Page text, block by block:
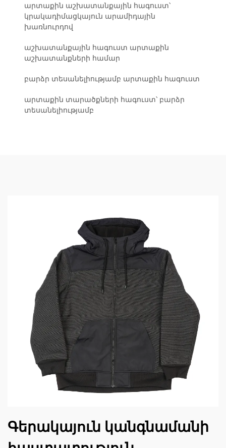
արտաքին աշխատանքային հագուստ՝
կրակադիմացկայուն արամիդային
խառնուրդով
աշխատանքային հագուստ արտաքին
աշխատանքների համար
բարձր տեսանելիությամբ արտաքին հագուստ
արտաքին տարածքների հագուստ՝ բարձր
տեսանելիությամբ
Գերակայուն կանգնամանի